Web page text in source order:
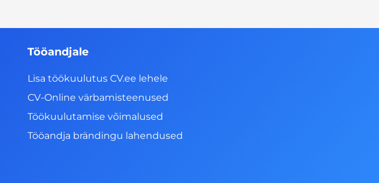
Tööandjale
Lisa töökuulutus CV.ee lehele
CV-Online värbamisteenused
Töökuulutamise võimalused
Tööandja brändingu lahendused